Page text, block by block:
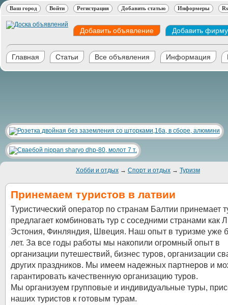
Ваш город Войти Регистрация Добавить статью Информеры
Добавить объявление Добавить фирму
Главная Статьи Все объявления Информация
Хобби и отдых → Спорт и отдых → Туризм
Принемаем туристов в латвии
Туристический оператор по странам Балтии принемает
предлагает комбиновать тур с соседними странами как
Эстония, Финляндия, Швеция. Наш опыт в туризме уже
лет. За все годы работы мы накопили огромный опыт в
организации путешествий, бизнес туров, организации
других праздников. Мы имеем надежных партнеров и
гарантировать качественную организацию туров.
Мы организуем групповые и индивидуальные туры,
наших туристов к готовым турам.